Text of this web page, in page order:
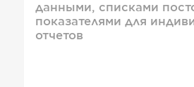
данными, списками
показателями для
отчетов